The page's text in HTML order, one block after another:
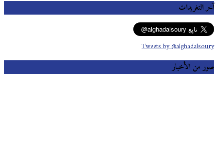
آخر التغريدات
Tweets by @alghadalsoury
صور من الأخبار